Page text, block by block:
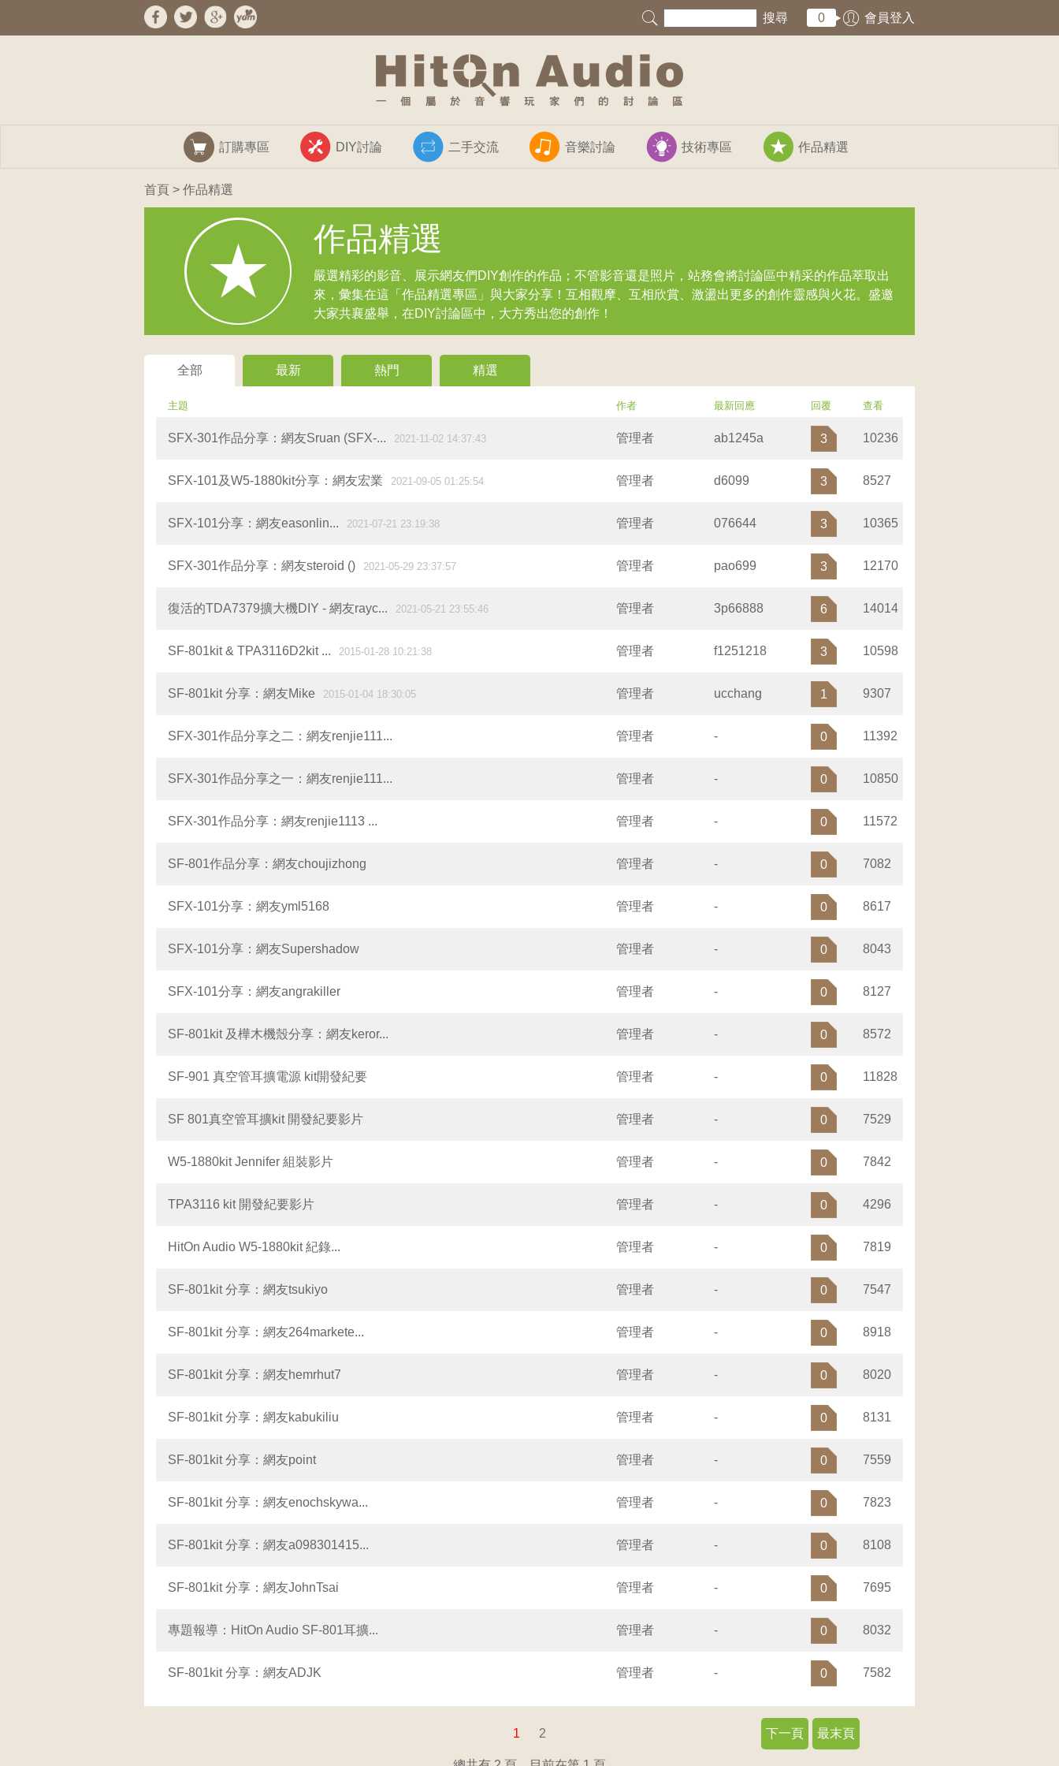
搜尋 0 會員登入
訂購專區 DIY討論 二手交流 音樂討論 技術專區 作品精選
首頁 > 作品精選
作品精選
嚴選精彩的影音、展示網友們DIY創作的作品；不管影音還是照片，站務會將討論區中精采的作品萃取出
來，彙集在這「作品精選專區」與大家分享！互相觀摩、互相欣賞、激盪出更多的創作靈感與火花。盛邀
大家共襄盛舉，在DIY討論區中，大方秀出您的創作！
全部 最新 熱門 精選
主題 作者 最新回應 回覆 查看
SFX-301作品分享：網友Sruan (SFX-... 2021-11-02 14:37:43 管理者 ab1245a 3 10236
SFX-101及W5-1880kit分享：網友宏業 2021-09-05 01:25:54 管理者 d6099 3 8527
SFX-101分享：網友easonlin... 2021-07-21 23:19:38 管理者 076644 3 10365
SFX-301作品分享：網友steroid () 2021-05-29 23:37:57 管理者 pao699 3 12170
復活的TDA7379擴大機DIY - 網友rayc... 2021-05-21 23:55:46 管理者 3p66888 6 14014
SF-801kit & TPA3116D2kit ... 2015-01-28 10:21:38 管理者 f1251218 3 10598
SF-801kit 分享：網友Mike 2015-01-04 18:30:05 管理者 ucchang 1 9307
SFX-301作品分享之二：網友renjie111... 管理者 - 0 11392
SFX-301作品分享之一：網友renjie111... 管理者 - 0 10850
SFX-301作品分享：網友renjie1113 ... 管理者 - 0 11572
SF-801作品分享：網友choujizhong 管理者 - 0 7082
SFX-101分享：網友yml5168 管理者 - 0 8617
SFX-101分享：網友Supershadow 管理者 - 0 8043
SFX-101分享：網友angrakiller 管理者 - 0 8127
SF-801kit 及樺木機殼分享：網友keror... 管理者 - 0 8572
SF-901 真空管耳擴電源 kit開發紀要 管理者 - 0 11828
SF 801真空管耳擴kit 開發紀要影片 管理者 - 0 7529
W5-1880kit Jennifer 組裝影片 管理者 - 0 7842
TPA3116 kit 開發紀要影片 管理者 - 0 4296
HitOn Audio W5-1880kit 紀錄... 管理者 - 0 7819
SF-801kit 分享：網友tsukiyo 管理者 - 0 7547
SF-801kit 分享：網友264markete... 管理者 - 0 8918
SF-801kit 分享：網友hemrhut7 管理者 - 0 8020
SF-801kit 分享：網友kabukiliu 管理者 - 0 8131
SF-801kit 分享：網友point 管理者 - 0 7559
SF-801kit 分享：網友enochskywa... 管理者 - 0 7823
SF-801kit 分享：網友a098301415... 管理者 - 0 8108
SF-801kit 分享：網友JohnTsai 管理者 - 0 7695
專題報導：HitOn Audio SF-801耳擴... 管理者 - 0 8032
SF-801kit 分享：網友ADJK 管理者 - 0 7582
1 2 下一頁 最末頁